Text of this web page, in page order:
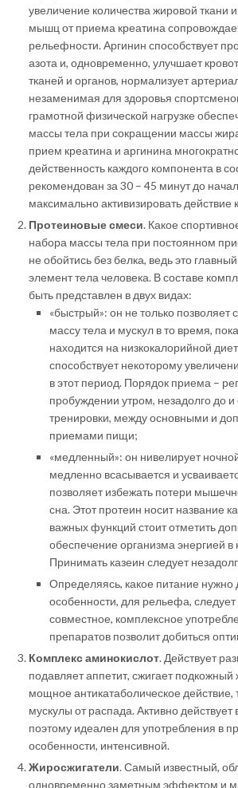
увеличение количества жировой ткани
мышц от приема креатина
рельефности. Аргинин способствует
азота и, одновременно, улучшает
тканей и органов, нормализует
незаменимая для здоровья
грамотной физической нагрузке
массы тела при сокращении массы
прием креатина и аргинина
действенность каждого компонента в
рекомендован за 30 – 45 минут до
максимально активизировать действие
Протеиновые смеси. Какое
набора массы тела при постоянном
не обойтись без белка, ведь это
элемент тела человека. В составе
быть представлен в двух видах:
«быстрый»: он не только позволяет
массу тела и мускул в то время,
находится на низкокалорийной
способствует некоторому
в этот период. Порядок приема –
пробуждении утром, незадолго до и
тренировки, между основными и
приемами пищи;
«медленный»: он нивелирует
медленно всасывается и
позволяет избежать потери
сна. Этот протеин носит название
важных функций стоит отметить
обеспечение организма энергией
Принимать казеин следует
Определяясь, какое питание
особенности, для рельефа, следует
совместное, комплексное
препаратов позволит добиться
Комплекс аминокислот. Действует
подавляет аппетит, сжигает подкожный
мощное антикатаболическое действие,
мускулы от распада. Активно действует
поэтому идеален для употребления в
особенности, интенсивной.
Жиросжигатели. Самый известный,
одновременно заметным эффектом и